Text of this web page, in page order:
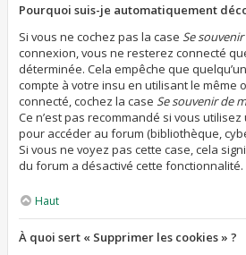
Pourquoi suis-je automatiquement
Si vous ne cochez pas la case Se
connexion, vous ne resterez connecté
déterminée. Cela empêche que
compte à votre insu en utilisant le même
connecté, cochez la case Se souvenir de
Ce n’est pas recommandé si vous
pour accéder au forum (bibliothèque,
Si vous ne voyez pas cette case, cela
du forum a désactivé cette fonctionnalité.
Haut
À quoi sert « Supprimer les cookies » ?